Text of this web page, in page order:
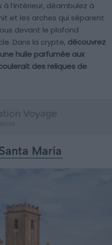
à l’intérieur, déambulez à
et les arches qui séparent
devant le plafond
Dans la crypte, découvrez
huile parfumée aux
des reliques de
María